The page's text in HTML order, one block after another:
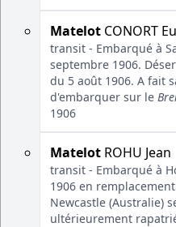
Matelot CONORT
transit - Embarqué à
septembre 1906.
du 5 août 1906. A fait
d'embarquer sur le
1906
Matelot ROHU Jean
transit - Embarqué à
1906 en
Newcastle (Australie)
ultérieurement